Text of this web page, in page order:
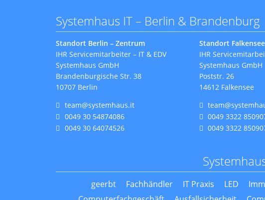
Systemhaus IT – Berlin & Brandenburg
Standort Berlin – Zentrum
IHR Servicemitarbeiter – IT & EDV
Systemhaus GmbH
Brandenburgische Str. 38
10707 Berlin
team@systemhaus.it
0049 30 54874086
0049 30 64074526
Standort
IHR
Systemhaus GmbH
Poststr. 26
14612 Falkensee
0049 3322
0049 3322
geerbt Fachhändler IT Praxis LED